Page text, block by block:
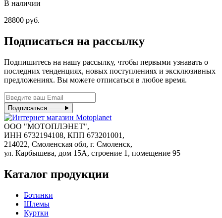
В наличии
28800 руб.
Подписаться на рассылку
Подпишитесь на нашу рассылку, чтобы первыми узнавать о
последних тенденциях, новых поступлениях и эксклюзивных
предложениях. Вы можете отписаться в любое время.
Подписаться
ООО "МОТОПЛЭНЕТ",
ИНН 6732194108, КПП 673201001,
214022, Смоленская обл, г. Смоленск,
ул. Карбышева, дом 15А, строение 1, помещение 95
Каталог продукции
Ботинки
Шлемы
Куртки